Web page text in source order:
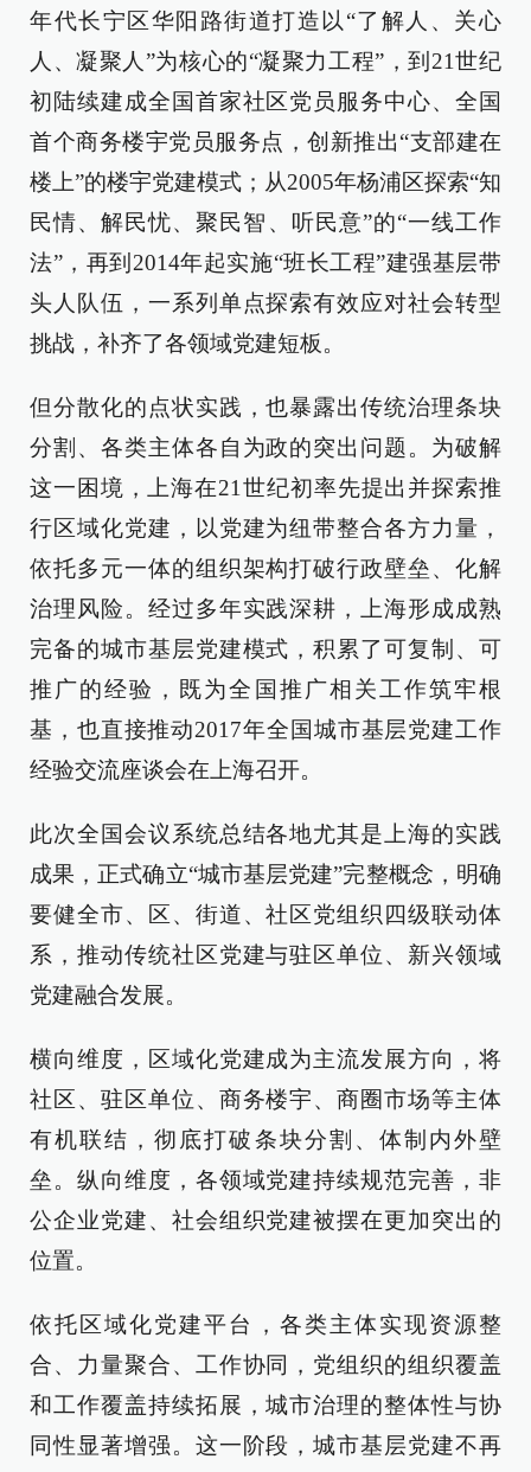
年代长宁区华阳路街道打造以“了解人、关心
人、凝聚人”为核心的“凝聚力工程”，到21世纪
初陆续建成全国首家社区党员服务中心、全国
首个商务楼宇党员服务点，创新推出“支部建在
楼上”的楼宇党建模式；从2005年杨浦区探索“知
民情、解民忧、聚民智、听民意”的“一线工作
法”，再到2014年起实施“班长工程”建强基层带
头人队伍，一系列单点探索有效应对社会转型
挑战，补齐了各领域党建短板。
但分散化的点状实践，也暴露出传统治理条块
分割、各类主体各自为政的突出问题。为破解
这一困境，上海在21世纪初率先提出并探索推
行区域化党建，以党建为纽带整合各方力量，
依托多元一体的组织架构打破行政壁垒、化解
治理风险。经过多年实践深耕，上海形成成熟
完备的城市基层党建模式，积累了可复制、可
推广的经验，既为全国推广相关工作筑牢根
基，也直接推动2017年全国城市基层党建工作
经验交流座谈会在上海召开。
此次全国会议系统总结各地尤其是上海的实践
成果，正式确立“城市基层党建”完整概念，明确
要健全市、区、街道、社区党组织四级联动体
系，推动传统社区党建与驻区单位、新兴领域
党建融合发展。
横向维度，区域化党建成为主流发展方向，将
社区、驻区单位、商务楼宇、商圈市场等主体
有机联结，彻底打破条块分割、体制内外壁
垒。纵向维度，各领域党建持续规范完善，非
公企业党建、社会组织党建被摆在更加突出的
位置。
依托区域化党建平台，各类主体实现资源整
合、力量聚合、工作协同，党组织的组织覆盖
和工作覆盖持续拓展，城市治理的整体性与协
同性显著增强。这一阶段，城市基层党建不再